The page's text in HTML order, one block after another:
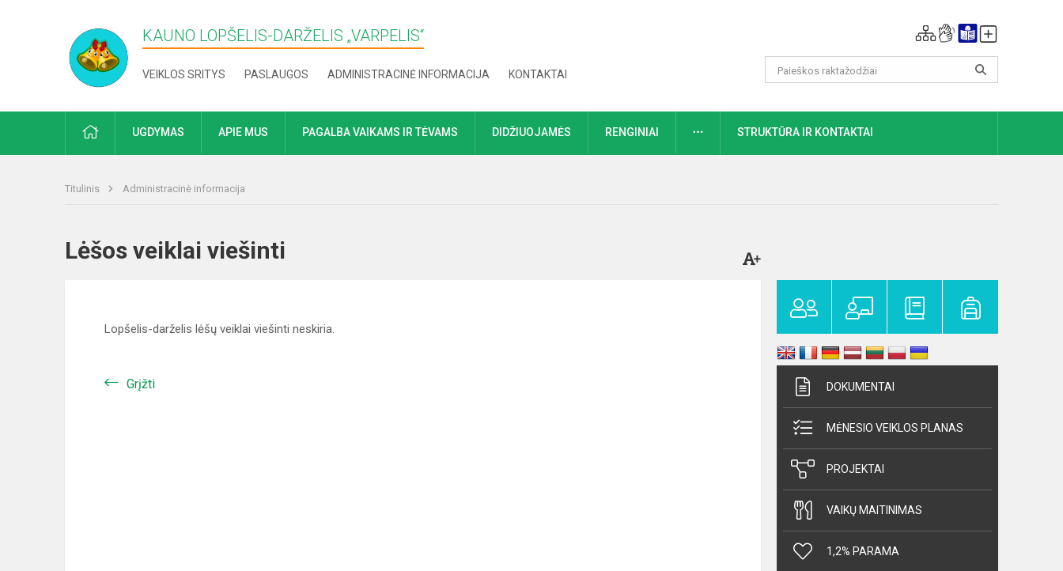
KAUNO LOPŠELIS-DARŽELIS „​VARPELIS“
VEIKLOS SRITYS PASLAUGOS ADMINISTRACINĖ INFORMACIJA KONTAKTAI
PRADŽIAUGDYMAS APIE MUS PAGALBA VAIKAMS IR TĖVAMS DIDŽIUOJAMĖS RENGINIAI DAUGIAUSTRUKTŪRA IR KONTAKTAI
Titulinis Administracinė informacija
Lėšos veiklai viešinti
Lopšelis-darželis lėšų veiklai viešinti neskiria.
Grįžti DOKUMENTAI
MĖNESIO VEIKLOS PLANAS
PROJEKTAI
VAIKŲ MAITINIMAS
1,2% PARAMA